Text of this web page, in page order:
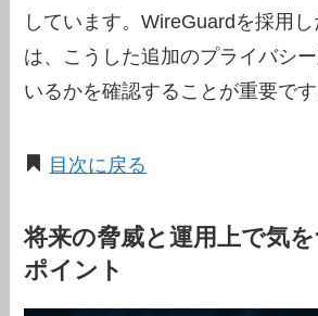
しています。WireGuardを採用
は、こうした追加のプライバシ
いるかを確認することが重要です
目次に戻る
将来の脅威と運用上で気
ポイント